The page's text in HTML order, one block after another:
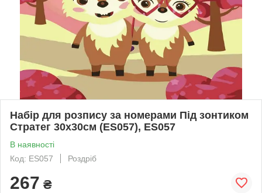
Набір для розпису за номерами Під зонтиком
Стратег 30х30см (ES057), ES057
В наявності
Код: ES057
Роздріб
267 ₴